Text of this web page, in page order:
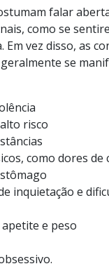
falar
como se
Em vez disso, as
se
risco
como dores de
inquietação e
e peso